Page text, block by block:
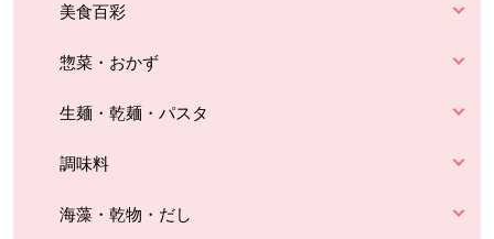
美食百彩
惣菜・おかず
生麺・乾麺・パスタ
調味料
海藻・乾物・だし